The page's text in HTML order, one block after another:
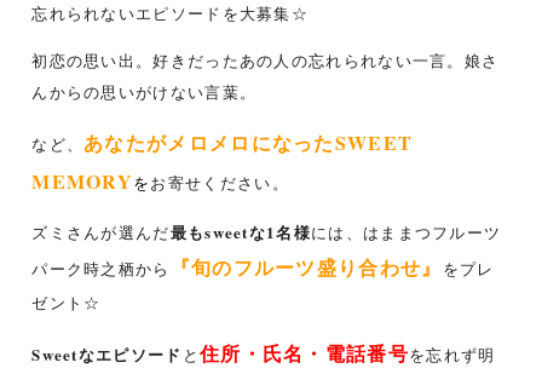
忘れられないエピソードを大募集☆
初恋の思い出。好きだったあの人の忘れられない一言。娘さ
んからの思いがけない言葉。
など、 あなたがメロメロになったSWEET
MEMORYをお寄せください。
ズミさんが選んだ最もsweetな1名様には、はままつフルーツ
パーク時之栖から
『旬のフルーツ盛り合わせ』
をプレ
ゼント☆
Sweetなエピソード と 住所・氏名・電話番号を忘れず明